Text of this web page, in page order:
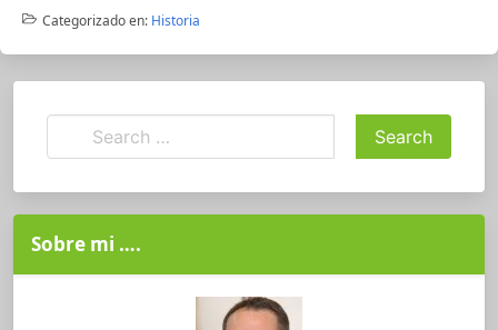
Categorizado en: Historia
Sobre mi ….